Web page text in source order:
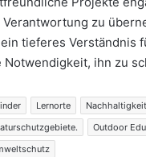
zu
tieferes Verständnis
Notwendigkeit, ihn zu
Lernorte Nachhaltigkeit
Outdoor